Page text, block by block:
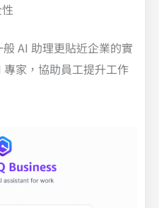
AI 助理更貼近企業的實
家，協助員工提升工作